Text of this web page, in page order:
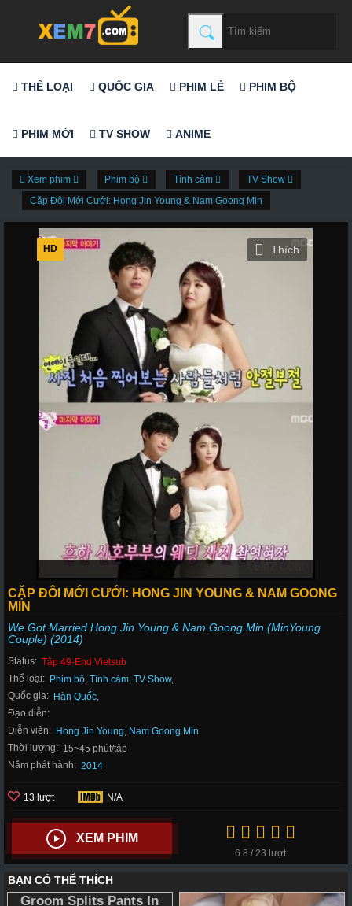
THỂ LOẠI QUỐC GIA PHIM LẺ PHIM BỘ
PHIM MỚI TV SHOW ANIME
Xem phim Phim bộ Tình cảm
TV Show
Cặp Đôi Mới Cưới: Hong Jin Young & Nam Goong Min
HD
CẶP ĐÔI MỚI CƯỚI: HONG JIN YOUNG & NAM GOONG
MIN
We Got Married Hong Jin Young & Nam Goong Min (MinYoung
Couple) (2014)
Status: Tập 49-End Vietsub
Thể loại: Phim bộ, Tình cảm, TV Show,
Quốc gia: Hàn Quốc,
Đạo diễn:
Diễn viên: Hong Jin Young, Nam Goong Min
Thời lượng: 15~45 phút/tập
Năm phát hành: 2014
13 lượt N/A
XEM PHIM
6.8 / 23 lượt